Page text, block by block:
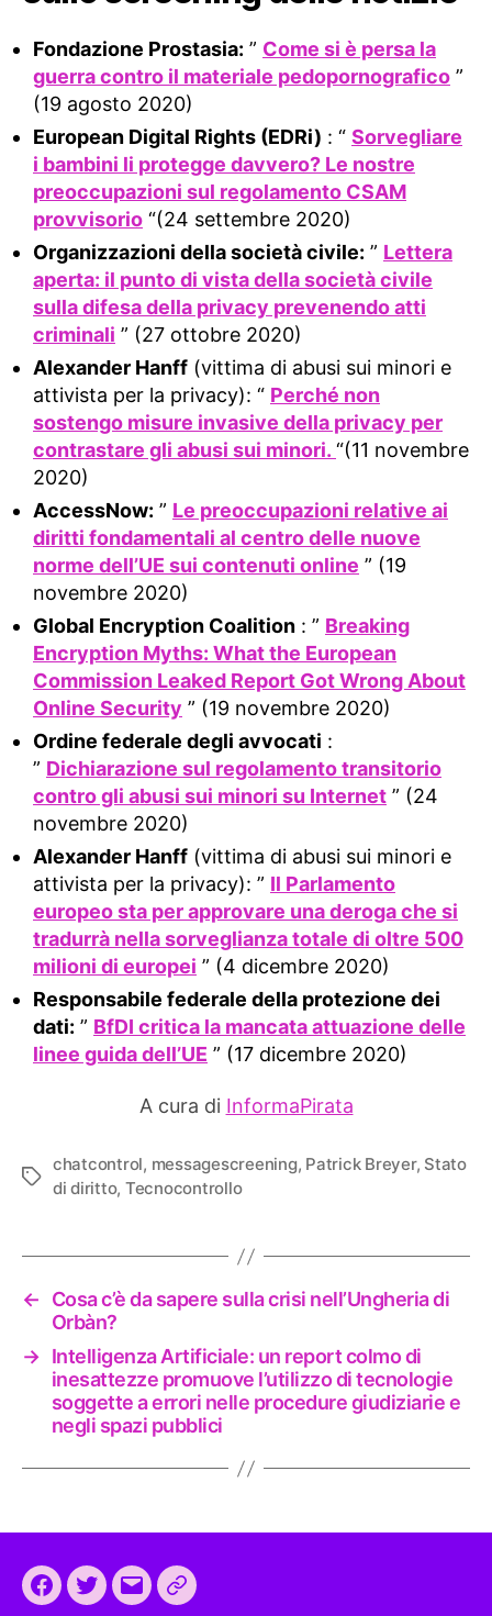
Fondazione Prostasia: ” Come si è persa la
guerra contro il materiale pedopornografico ”
(19 agosto 2020)
European Digital Rights (EDRi) : “ Sorvegliare
i bambini li protegge davvero? Le nostre
preoccupazioni sul regolamento CSAM
provvisorio “(24 settembre 2020)
Organizzazioni della società civile: ” Lettera
aperta: il punto di vista della società civile
sulla difesa della privacy prevenendo atti
criminali ” (27 ottobre 2020)
Alexander Hanff (vittima di abusi sui minori e
attivista per la privacy): “ Perché non
sostengo misure invasive della privacy per
contrastare gli abusi sui minori. “(11 novembre
2020)
AccessNow: ” Le preoccupazioni relative ai
diritti fondamentali al centro delle nuove
norme dell’UE sui contenuti online ” (19
novembre 2020)
Global Encryption Coalition : ” Breaking
Encryption Myths: What the European
Commission Leaked Report Got Wrong About
Online Security ” (19 novembre 2020)
Ordine federale degli avvocati :
” Dichiarazione sul regolamento transitorio
contro gli abusi sui minori su Internet ” (24
novembre 2020)
Alexander Hanff (vittima di abusi sui minori e
attivista per la privacy): ” Il Parlamento
europeo sta per approvare una deroga che si
tradurrà nella sorveglianza totale di oltre 500
milioni di europei ” (4 dicembre 2020)
Responsabile federale della protezione dei
dati: ” BfDI critica la mancata attuazione delle
linee guida dell’UE ” (17 dicembre 2020)
A cura di InformaPirata
Tag
chatcontrol, messagescreening, Patrick Breyer, Stato
di diritto, Tecnocontrollo
←
Cosa c’è da sapere sulla crisi nell’Ungheria di
Orbàn?
→ Intelligenza Artificiale: un report colmo di
inesattezze promuove l’utilizzo di tecnologie
soggette a errori nelle procedure giudiziarie e
negli spazi pubblici
Facebook
TwitterEmailCEEP